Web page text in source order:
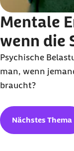
ZDF (Abruf
Impfung
Mentale
wenn die
Psychische
man, wenn
braucht?
Nächstes Thema